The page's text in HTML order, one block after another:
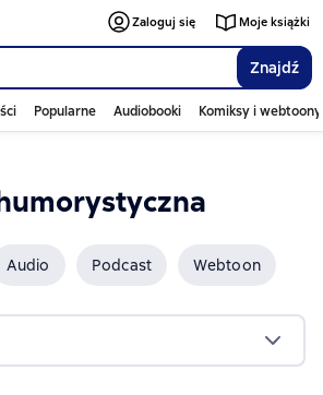
Znajdź
Zaloguj się Moje książki
Popularne Audiobooki Komiksy i webtoony
Audio Podcast Webtoon